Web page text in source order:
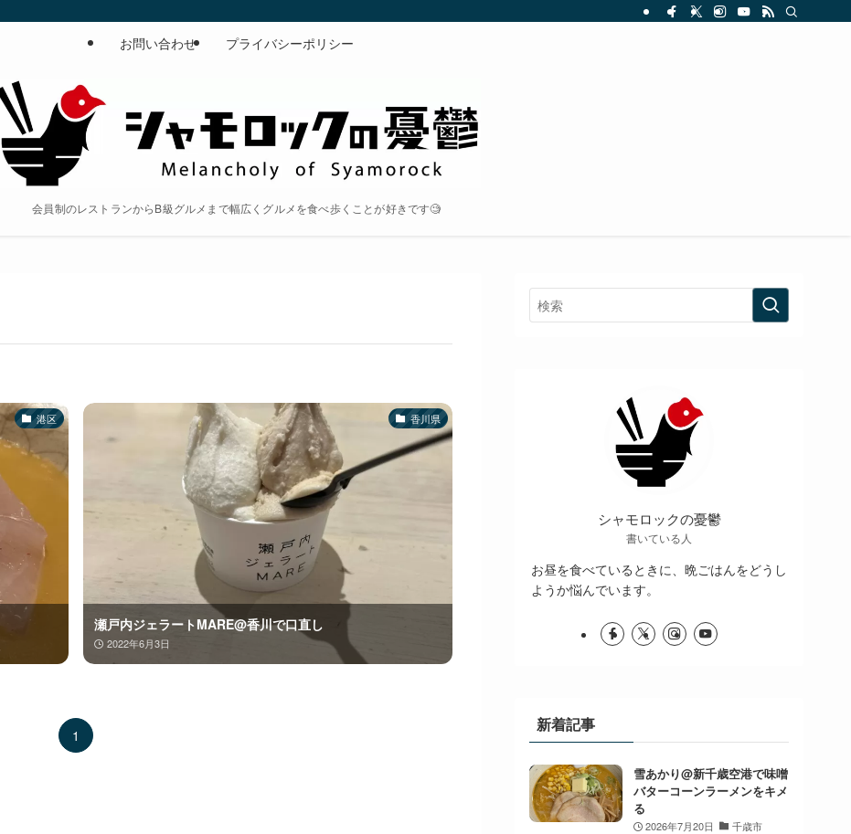
会員制のレストランからB級グルメまで幅広くグルメを食べ歩くことが好きです🧐
お問い合わせ プライバシーポリシー
港区 香川県
瀬戸内ジェラートMARE@香川で口直し
2022年6月3日
1
シャモロックの憂鬱
書いている人
お昼を食べているときに、晩ごはんをどうし
ようか悩んでいます。
新着記事
雪あかり@新千歳空港で味噌
バターコーンラーメンをキメ
る
2026年7月20日 千歳市